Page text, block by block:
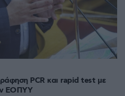
PCR και rapid test με
ΕΟΠΥΥ